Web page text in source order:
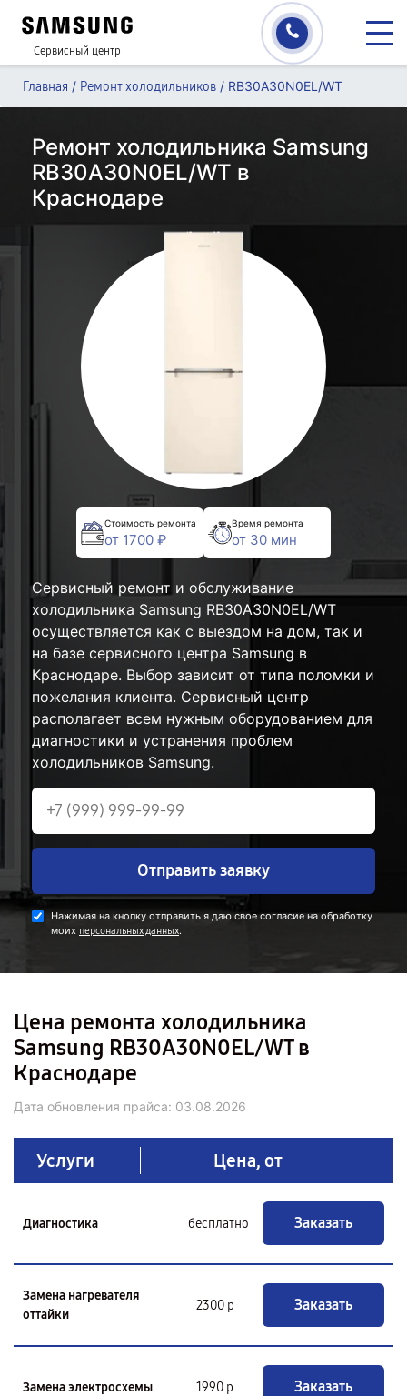
Сервисный центр
Главная / Ремонт холодильников / RB30A30N0EL/WT
Ремонт холодильника Samsung
RB30A30N0EL/WT в
Краснодаре
Стоимость ремонта
от 1700 ₽
Время ремонта
от 30 мин
Сервисный ремонт и обслуживание
холодильника Samsung RB30A30N0EL/WT
осуществляется как с выездом на дом, так и
на базе сервисного центра Samsung в
Краснодаре. Выбор зависит от типа поломки и
пожелания клиента. Сервисный центр
располагает всем нужным оборудованием для
диагностики и устранения проблем
холодильников Samsung.
Отправить заявку
Нажимая на кнопку отправить я даю свое согласие на обработку
моих персональных данных.
Цена ремонта холодильника
Samsung RB30A30N0EL/WT в
Краснодаре
Дата обновления прайса: 03.08.2026
Услуги Цена, от
Диагностика бесплатно Заказать
Замена нагревателя
оттайки
2300 р Заказать
Замена электросхемы 1990 р Заказать